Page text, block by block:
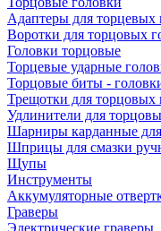
Адаптеры для торцевых
Воротки для торцовых
Головки торцовые
Торцевые ударные
Торцовые биты -
Трещотки для торцовых
Удлинители для
Шарниры карданные
Шприцы для смазки
Щупы
Инструменты
Аккумуляторные
Граверы
Электрические граверы